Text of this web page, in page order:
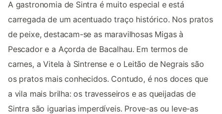
A gastronomia de Sintra é muito especial e está
carregada de um acentuado traço histórico. Nos pratos
de peixe, destacam-se as maravilhosas Migas à
Pescador e a Açorda de Bacalhau. Em termos de
carnes, a Vitela à Sintrense e o Leitão de Negrais são
os pratos mais conhecidos. Contudo, é nos doces que
a vila mais brilha: os travesseiros e as queijadas de
Sintra são iguarias imperdíveis. Prove-as ou leve-as